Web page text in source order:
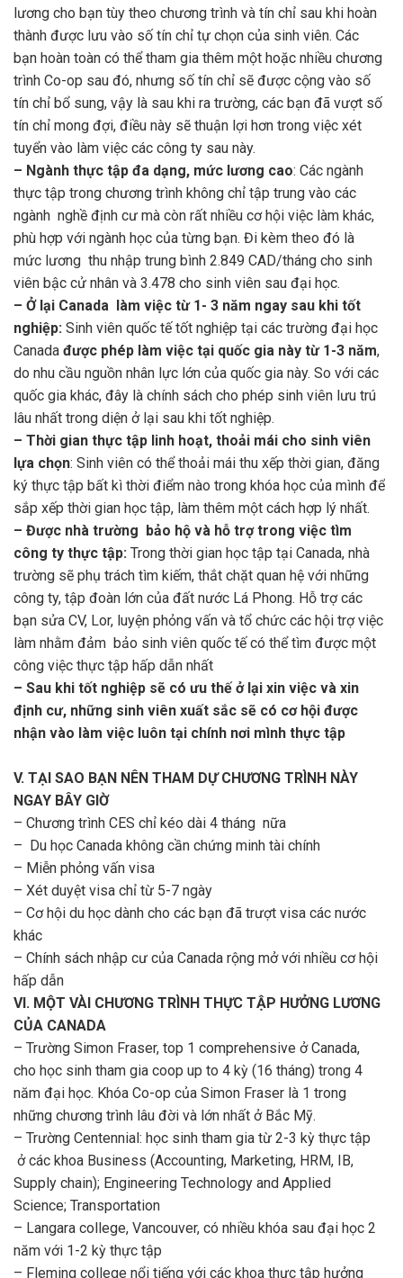
lương cho bạn tùy theo chương trình và tín chỉ sau khi hoàn
thành được lưu vào số tín chỉ tự chọn của sinh viên. Các
bạn hoàn toàn có thể tham gia thêm một hoặc nhiều chương
trình Co-op sau đó, nhưng số tín chỉ sẽ được cộng vào số
tín chỉ bổ sung, vậy là sau khi ra trường, các bạn đã vượt số
tín chỉ mong đợi, điều này sẽ thuận lợi hơn trong việc xét
tuyển vào làm việc các công ty sau này.
– Ngành thực tập đa dạng, mức lương cao: Các ngành
thực tập trong chương trình không chỉ tập trung vào các
ngành nghề định cư mà còn rất nhiều cơ hội việc làm khác,
phù hợp với ngành học của từng bạn. Đi kèm theo đó là
mức lương thu nhập trung bình 2.849 CAD/tháng cho sinh
viên bậc cử nhân và 3.478 cho sinh viên sau đại học.
– Ở lại Canada làm việc từ 1- 3 năm ngay sau khi tốt
nghiệp: Sinh viên quốc tế tốt nghiệp tại các trường đại học
Canada được phép làm việc tại quốc gia này từ 1-3 năm,
do nhu cầu nguồn nhân lực lớn của quốc gia này. So với các
quốc gia khác, đây là chính sách cho phép sinh viên lưu trú
lâu nhất trong diện ở lại sau khi tốt nghiệp.
– Thời gian thực tập linh hoạt, thoải mái cho sinh viên
lựa chọn: Sinh viên có thể thoải mái thu xếp thời gian, đăng
ký thực tập bất kì thời điểm nào trong khóa học của mình để
sắp xếp thời gian học tập, làm thêm một cách hợp lý nhất.
– Được nhà trường bảo hộ và hỗ trợ trong việc tìm
công ty thực tập: Trong thời gian học tập tại Canada, nhà
trường sẽ phụ trách tìm kiếm, thắt chặt quan hệ với những
công ty, tập đoàn lớn của đất nước Lá Phong. Hỗ trợ các
bạn sửa CV, Lor, luyện phỏng vấn và tổ chức các hội trợ việc
làm nhằm đảm bảo sinh viên quốc tế có thể tìm được một
công việc thực tập hấp dẫn nhất
– Sau khi tốt nghiệp sẽ có ưu thế ở lại xin việc và xin
định cư, những sinh viên xuất sắc sẽ có cơ hội được
nhận vào làm việc luôn tại chính nơi mình thực tập
V. TẠI SAO BẠN NÊN THAM DỰ CHƯƠNG TRÌNH NÀY
NGAY BÂY GIỜ
– Chương trình CES chỉ kéo dài 4 tháng nữa
– Du học Canada không cần chứng minh tài chính
– Miễn phỏng vấn visa
– Xét duyệt visa chỉ từ 5-7 ngày
– Cơ hội du học dành cho các bạn đã trượt visa các nước
khác
– Chính sách nhập cư của Canada rộng mở với nhiều cơ hội
hấp dẫn
VI. MỘT VÀI CHƯƠNG TRÌNH THỰC TẬP HƯỞNG LƯƠNG
CỦA CANADA
– Trường Simon Fraser, top 1 comprehensive ở Canada,
cho học sinh tham gia coop up to 4 kỳ (16 tháng) trong 4
năm đại học. Khóa Co-op của Simon Fraser là 1 trong
những chương trình lâu đời và lớn nhất ở Bắc Mỹ.
– Trường Centennial: học sinh tham gia từ 2-3 kỳ thực tập
ở các khoa Business (Accounting, Marketing, HRM, IB,
Supply chain); Engineering Technology and Applied
Science; Transportation
– Langara college, Vancouver, có nhiều khóa sau đại học 2
năm với 1-2 kỳ thực tập
– Fleming college nổi tiếng với các khoa thực tập hưởng